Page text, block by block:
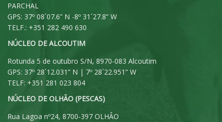
PARCHAL
GPS: 37º 08´07.6” N -8º 31´27.8” W
TELF.: +351 282 490 630
NÚCLEO DE ALCOUTIM
Rotunda 5 de outubro S/N, 8970-083 Alcoutim
GPS: 37º 28´12.031” N | 7º 28´22.951” W
TELF: +351 281 023 804
NÚCLEO DE OLHÃO (PESCAS)
Rua Lagoa nº24, 8700-397 OLHÂO